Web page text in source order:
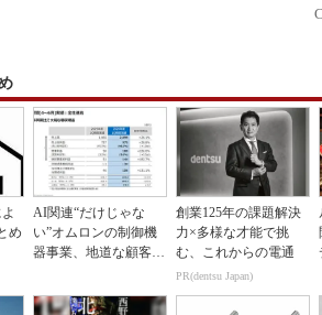
め
AI関連“だけじゃな
い”オムロンの制御機
器事業、地道な顧客基
創業125年の課題解決
力×多様な才能で挑
む、これからの電通
PR(dentsu Japan)